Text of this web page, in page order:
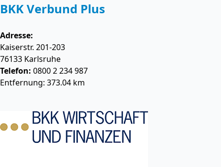
BKK Verbund Plus
Adresse:
Kaiserstr. 201-203
76133 Karlsruhe
Telefon: 0800 2 234 987
Entfernung: 373.04 km